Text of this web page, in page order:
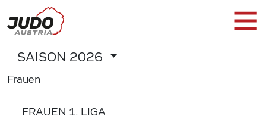
SAISON 2026
Frauen
FRAUEN 1. LIGA